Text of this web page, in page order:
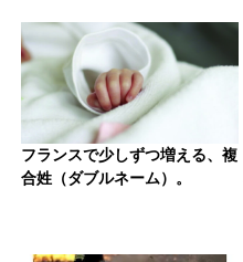
フランスで少しずつ増える、複
合姓（ダブルネーム）。